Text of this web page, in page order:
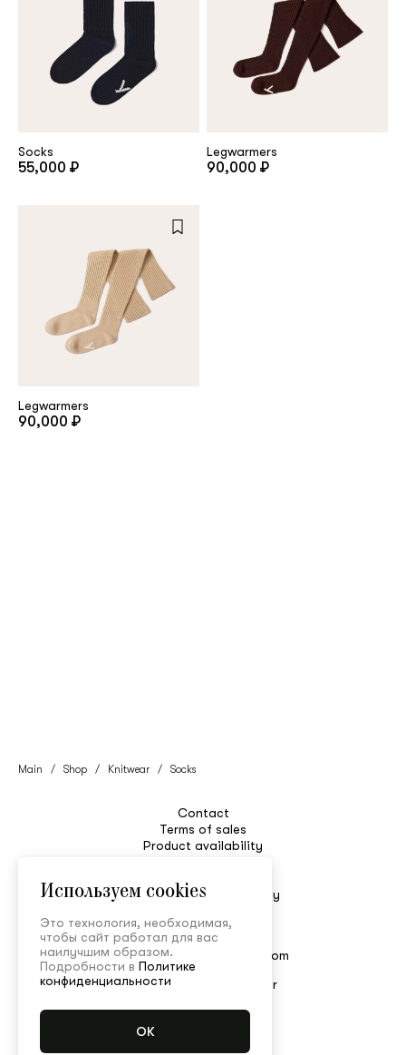
Remember me
Main / Shop / Knitwear / Socks
Socks
55,000 ₽
Legwarmers
90,000 ₽
Legwarmers
90,000 ₽
Используем cookies
Это технология, необходимая,
чтобы сайт работал для вас
наилучшим образом.
Подробности в Политике
конфиденциальности
Contact
Terms of sales
Product availability
Return & Exchange Policy
Customer service
+7 495 150-52-80
shop@ulyanasergeenko.com
Mon—Fri 11:00-19:00
Subscribe for Newsletter